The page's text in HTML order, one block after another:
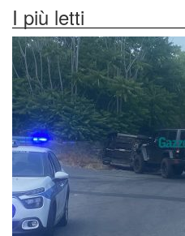
I più letti